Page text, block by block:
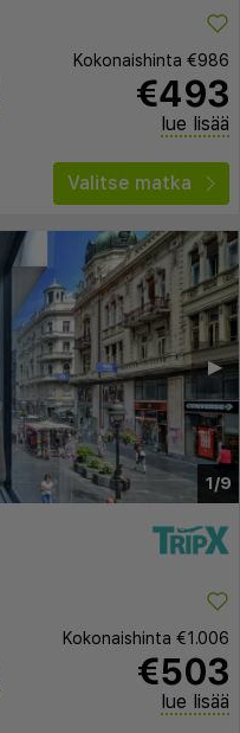
Kokonaishinta €986
€493
lue lisää
Valitse matka
1/9
▶︎
Kokonaishinta €1.006
€503
lue lisää